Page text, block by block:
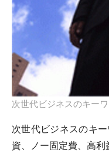
次世代ビジネスのキー
次世代ビジネスのキ
資、ノー固定費、高利